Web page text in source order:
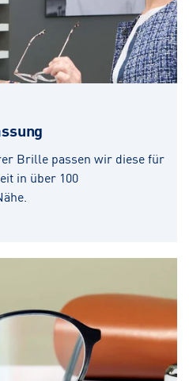
Brille passen wir diese für
in über 100